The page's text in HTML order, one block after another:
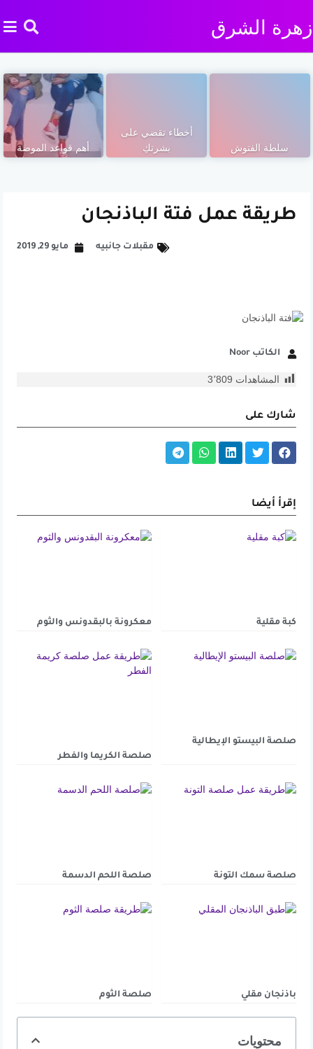
زهرة الشرق
سلطة الفتوش
أخطاء تقضي على
بشرتكِ
أهم قواعد الموضة
طريقة عمل فتة الباذنجان
مقبلات جانبيه مايو 29, 2019
الكاتب Noor
المشاهدات 3٬809
شارك على
إقرأ أيضا
كبة مقلية معكرونة بالبقدونس والثوم
صلصة البيستو الإيطالية
صلصة الكريما والفطر
صلصة سمك التونة صلصة اللحم الدسمة
باذنجان مقلي صلصة الثوم
محتويات